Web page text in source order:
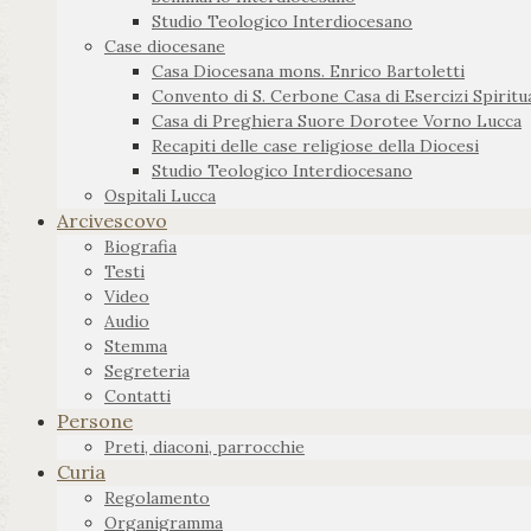
Studio Teologico Interdiocesano
Case diocesane
Casa Diocesana mons. Enrico Bartoletti
Convento di S. Cerbone Casa di Esercizi
Casa di Preghiera Suore Dorotee Vorno Lucca
Recapiti delle case religiose della Diocesi
Studio Teologico Interdiocesano
Ospitali Lucca
Arcivescovo
Biografia
Testi
Video
Audio
Stemma
Segreteria
Contatti
Persone
Preti, diaconi, parrocchie
Curia
Regolamento
Organigramma